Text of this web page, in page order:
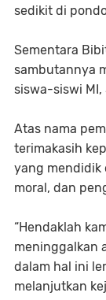
sedikit di
Sementara
sambutannya
siswa-siswi MI,
Atas nama
terimakasih
yang mendidik
moral, dan
“Hendaklah
meninggalkan
dalam hal ini
melanjutkan